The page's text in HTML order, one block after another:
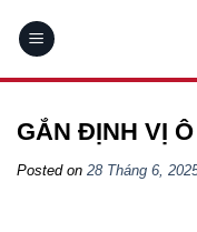
GẮN ĐỊNH VỊ
Posted on 28 Tháng 6,